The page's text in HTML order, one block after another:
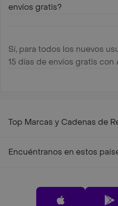
envíos gratis?
Sí, para todos los nuevos
15 días de envíos gratis con
Top Marcas y Cadenas de
Encuéntranos en estos